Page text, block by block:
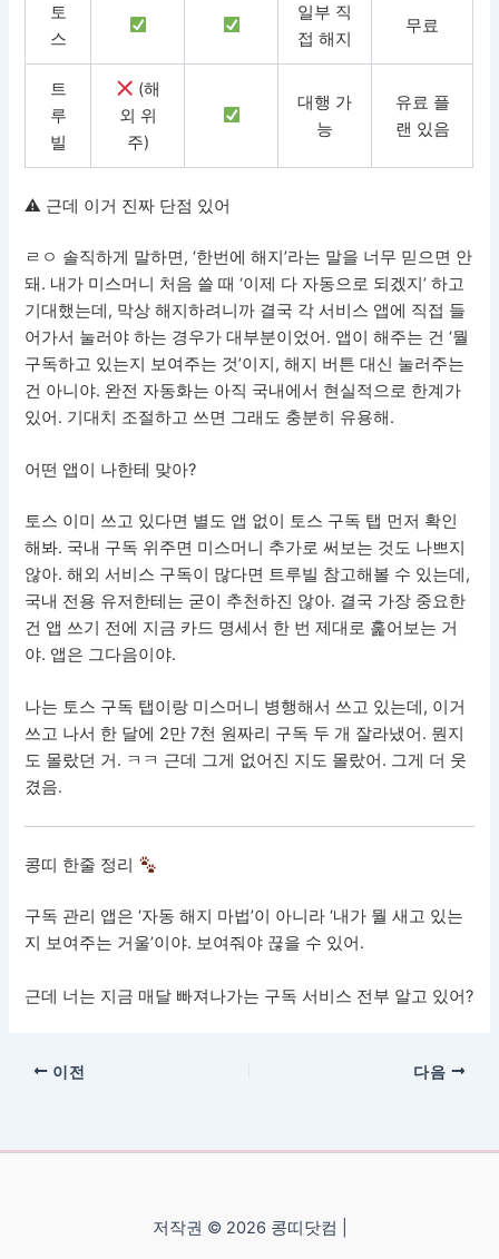
토
스
일부 직
접 해지
무료
트
루
빌
(해
외 위
주)
대행 가
능
유료 플
랜 있음
⚠ 근데 이거 진짜 단점 있어
ㄹㅇ 솔직하게 말하면, ‘한번에 해지’라는 말을 너무 믿으면 안
돼. 내가 미스머니 처음 쓸 때 ‘이제 다 자동으로 되겠지’ 하고
기대했는데, 막상 해지하려니까 결국 각 서비스 앱에 직접 들
어가서 눌러야 하는 경우가 대부분이었어. 앱이 해주는 건 ‘뭘
구독하고 있는지 보여주는 것’이지, 해지 버튼 대신 눌러주는
건 아니야. 완전 자동화는 아직 국내에서 현실적으로 한계가
있어. 기대치 조절하고 쓰면 그래도 충분히 유용해.
어떤 앱이 나한테 맞아?
토스 이미 쓰고 있다면 별도 앱 없이 토스 구독 탭 먼저 확인
해봐. 국내 구독 위주면 미스머니 추가로 써보는 것도 나쁘지
않아. 해외 서비스 구독이 많다면 트루빌 참고해볼 수 있는데,
국내 전용 유저한테는 굳이 추천하진 않아. 결국 가장 중요한
건 앱 쓰기 전에 지금 카드 명세서 한 번 제대로 훑어보는 거
야. 앱은 그다음이야.
나는 토스 구독 탭이랑 미스머니 병행해서 쓰고 있는데, 이거
쓰고 나서 한 달에 2만 7천 원짜리 구독 두 개 잘라냈어. 뭔지
도 몰랐던 거. ㅋㅋ 근데 그게 없어진 지도 몰랐어. 그게 더 웃
겼음.
콩띠 한줄 정리
구독 관리 앱은 ‘자동 해지 마법’이 아니라 ‘내가 뭘 새고 있는
지 보여주는 거울’이야. 보여줘야 끊을 수 있어.
근데 너는 지금 매달 빠져나가는 구독 서비스 전부 알고 있어?
이전 다음
저작권 © 2026 콩띠닷컴 |